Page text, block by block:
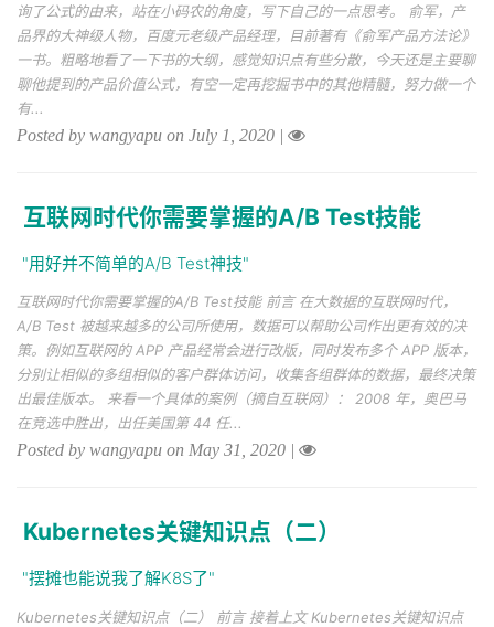
询了公式的由来，站在小码农的角度，写下自己的一点思考。 俞军，产
品界的大神级人物，百度元老级产品经理，目前著有《俞军产品方法论》
一书。粗略地看了一下书的大纲，感觉知识点有些分散，今天还是主要聊
聊他提到的产品价值公式，有空一定再挖掘书中的其他精髓，努力做一个
有...
Posted by wangyapu on July 1, 2020 |
互联网时代你需要掌握的A/B Test技能
"用好并不简单的A/B Test神技"
互联网时代你需要掌握的A/B Test技能 前言 在大数据的互联网时代，
A/B Test 被越来越多的公司所使用，数据可以帮助公司作出更有效的决
策。例如互联网的 APP 产品经常会进行改版，同时发布多个 APP 版本，
分别让相似的多组相似的客户群体访问，收集各组群体的数据，最终决策
出最佳版本。 来看一个具体的案例（摘自互联网）： 2008 年，奥巴马
在竞选中胜出，出任美国第 44 任...
Posted by wangyapu on May 31, 2020 |
Kubernetes关键知识点（二）
"摆摊也能说我了解K8S了"
Kubernetes关键知识点（二） 前言 接着上文 Kubernetes关键知识点